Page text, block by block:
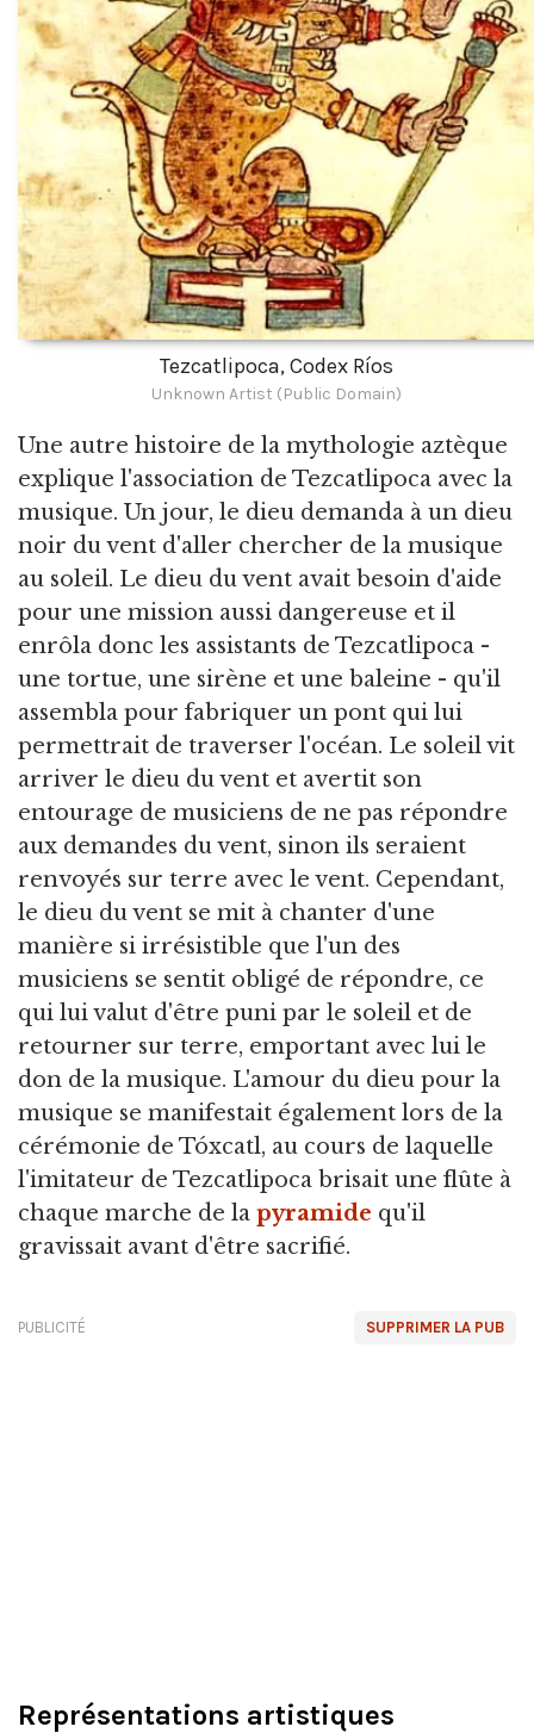
Tezcatlipoca, Codex Ríos
Unknown Artist (Public Domain)
Une autre histoire de la mythologie aztèque
explique l'association de Tezcatlipoca avec la
musique. Un jour, le dieu demanda à un dieu
noir du vent d'aller chercher de la musique
au soleil. Le dieu du vent avait besoin d'aide
pour une mission aussi dangereuse et il
enrôla donc les assistants de Tezcatlipoca -
une tortue, une sirène et une baleine - qu'il
assembla pour fabriquer un pont qui lui
permettrait de traverser l'océan. Le soleil vit
arriver le dieu du vent et avertit son
entourage de musiciens de ne pas répondre
aux demandes du vent, sinon ils seraient
renvoyés sur terre avec le vent. Cependant,
le dieu du vent se mit à chanter d'une
manière si irrésistible que l'un des
musiciens se sentit obligé de répondre, ce
qui lui valut d'être puni par le soleil et de
retourner sur terre, emportant avec lui le
don de la musique. L'amour du dieu pour la
musique se manifestait également lors de la
cérémonie de Tóxcatl, au cours de laquelle
l'imitateur de Tezcatlipoca brisait une flûte à
chaque marche de la pyramide qu'il
gravissait avant d'être sacrifié.
SUPPRIMER LA PUB
PUBLICITÉ
Représentations artistiques